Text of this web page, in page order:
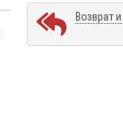
Возврат